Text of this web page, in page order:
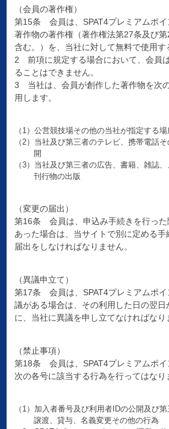
（会員の著作権）
第15条 会員は、SPAT4プレミアムポイ
著作物の著作権（著作権法第27条及び
含む。）を、当社に対して無料で使用す
2 前項に規定する場合において、会員
ることはできません。
3 当社は、会員が創作した著作物を次
用します。
（1）公営競技場その他の当社が指定する
（2）当社及び第三者のテレビ、携帯電話
開
（3）当社及び第三者の広告、書籍、雑誌
刊行物の出版
（変更の届出）
第16条 会員は、申込み手続きを行った
あった場合は、当サイトで別に定める
届出をしなければなりません。
（異議申立て）
第17条 会員は、SPAT4プレミアムポイ
議がある場合は、その利用した日の翌
に、当社に異議を申し立てなければなり
（禁止事項）
第18条 会員は、SPAT4プレミアムポイ
次の各号に該当する行為を行ってはなり
（1）加入者番号及び利用者IDの公開及び
譲渡、貸与、名義変更その他の行為